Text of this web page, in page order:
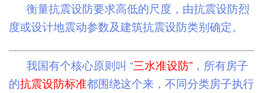
衡量抗震设防要求高低的尺度，由抗震设防烈
度或设计地震动参数及建筑抗震设防类别确定。
我国有个核心原则叫 “三水准设防” ，所有房子
的抗震设防标准都围绕这个来，不同分类房子执行